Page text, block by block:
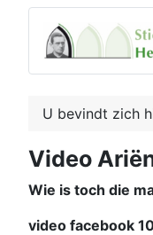
U bevindt zich
Video
Wie is toch die
video facebook